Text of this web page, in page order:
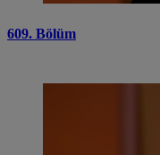
609. Bölüm